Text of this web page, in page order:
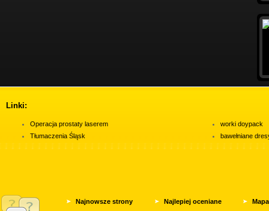
Linki:
Operacja prostaty laserem
Tłumaczenia Śląsk
worki doypack
bawełniane
Najnowsze strony Najlepiej oceniane